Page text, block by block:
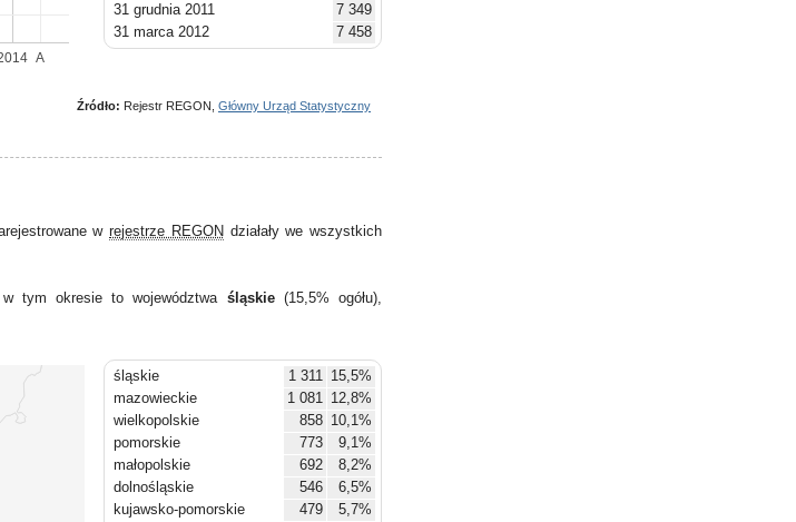
A
31 grudnia 2011
7 349
31 marca 2012
7 458
30 czerwca 2012
7 629
31 grudnia 2012
30 czerwca 2014
8 459
Źródło: Rejestr REGON, Główny Urząd Statystyczny
wrejestrze REGON działały we wszystkich
tym okresie to województwa śląskie(15,5% ogółu),
śląskie 1 311 15,5%
mazowieckie
1 081 12,8%
wielkopolskie
858 10,1%
pomorskie
773
9,1%
małopolskie
692
8,2%
dolnośląskie
546
6,5%
kujawsko-pomorskie
479
5,7%